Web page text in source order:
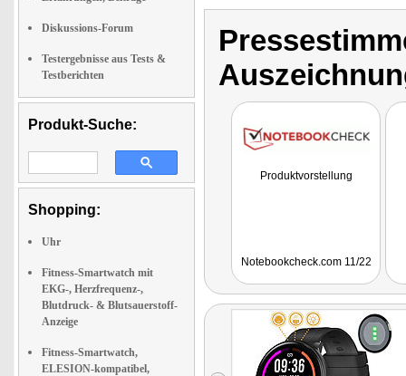
Diskussions-Forum
Testergebnisse aus Tests &
Testberichten
Produkt-Suche:
Shopping:
Uhr
Fitness-Smartwatch mit
EKG-, Herzfrequenz-,
Blutdruck- & Blutsauerstoff-
Anzeige
Fitness-Smartwatch,
ELESION-kompatibel,
Produktvorstellung
Notebookcheck.com 11/22